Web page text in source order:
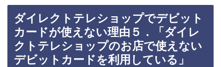
ダイレクトテレショップでデビット
カードが使えない理由５．「ダイレ
クトテレショップのお店で使えない
デビットカードを利用している」